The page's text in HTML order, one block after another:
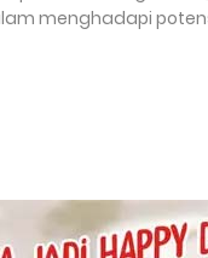
menghadapi